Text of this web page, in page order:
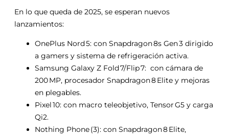
En lo que queda de 2025, se esperan nuevos
lanzamientos:
OnePlus Nord 5: con Snapdragon 8s Gen 3 dirigido
a gamers y sistema de refrigeración activa.
Samsung Galaxy Z Fold 7/Flip 7: con cámara de
200 MP, procesador Snapdragon 8 Elite y mejoras
en plegables.
Pixel 10: con macro teleobjetivo, Tensor G5 y carga
Qi2.
Nothing Phone (3): con Snapdragon 8 Elite,